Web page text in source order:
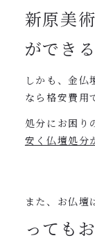
新原美
ができ
しかも、金仏
なら格安費用
処分にお困り
安く仏壇処分
また、お仏壇
っても